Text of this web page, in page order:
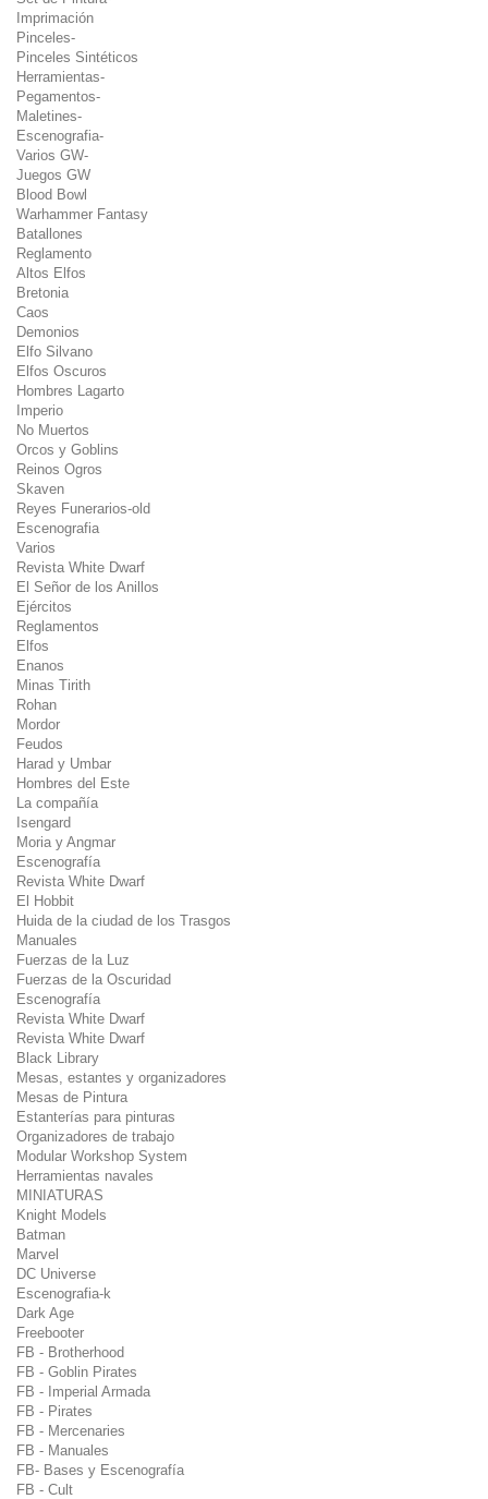
Imprimación
Pinceles-
Pinceles Sintéticos
Herramientas-
Pegamentos-
Maletines-
Escenografia-
Varios GW-
Juegos GW
Blood Bowl
Warhammer Fantasy
Batallones
Reglamento
Altos Elfos
Bretonia
Caos
Demonios
Elfo Silvano
Elfos Oscuros
Hombres Lagarto
Imperio
No Muertos
Orcos y Goblins
Reinos Ogros
Skaven
Reyes Funerarios-old
Escenografia
Varios
Revista White Dwarf
El Señor de los Anillos
Ejércitos
Reglamentos
Elfos
Enanos
Minas Tirith
Rohan
Mordor
Feudos
Harad y Umbar
Hombres del Este
La compañía
Isengard
Moria y Angmar
Escenografía
Revista White Dwarf
El Hobbit
Huida de la ciudad de los Trasgos
Manuales
Fuerzas de la Luz
Fuerzas de la Oscuridad
Escenografía
Revista White Dwarf
Revista White Dwarf
Black Library
Mesas, estantes y organizadores
Mesas de Pintura
Estanterías para pinturas
Organizadores de trabajo
Modular Workshop System
Herramientas navales
MINIATURAS
Knight Models
Batman
Marvel
DC Universe
Escenografia-k
Dark Age
Freebooter
FB - Brotherhood
FB - Goblin Pirates
FB - Imperial Armada
FB - Pirates
FB - Mercenaries
FB - Manuales
FB- Bases y Escenografía
FB - Cult